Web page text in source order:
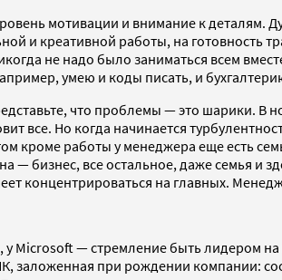
мотивации и внимание к деталям.
и креативной работы, на готовность
не надо было заниматься всем
умею и коды писать, и
что проблемы — это шарики. В
все. Но когда начинается
кроме работы у менеджера еще есть
бизнес, все остальное, даже семья и
концентрироваться на главных.
Microsoft — стремление быть лидером
при рождении компании: